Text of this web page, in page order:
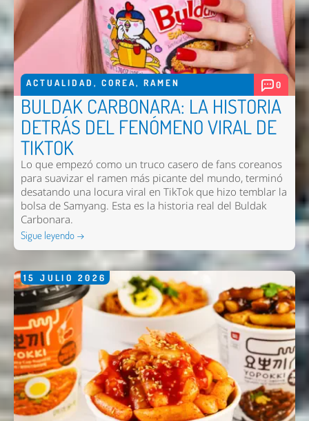
ACTUALIDAD , COREA, RAMEN 0
BULDAK CARBONARA: LA HISTORIA
DETRÁS DEL FENÓMENO VIRAL DE
TIKTOK
Lo que empezó como un truco casero de fans coreanos
para suavizar el ramen más picante del mundo, terminó
desatando una locura viral en TikTok que hizo temblar la
bolsa de Samyang. Esta es la historia real del Buldak
Carbonara.
Sigue leyendo →
15 JULIO 2026
Enviar